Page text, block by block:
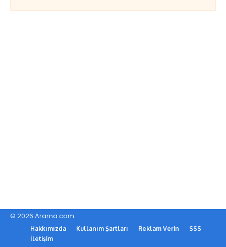
© 2026 Arama.com
Hakkımızda Kullanım Şartları Reklam Verin
SSS
İletişim